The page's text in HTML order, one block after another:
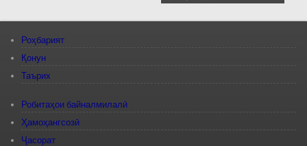
Роҳбарият
Қонун
Таърих
Робитаҳои байналмилалӣ
Ҳамоҳангсозӣ
Ҷасорат